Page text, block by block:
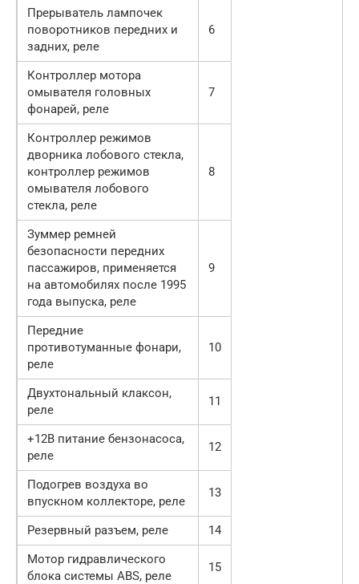
Прерыватель лампочек
поворотников передних и
задних, реле
6
Контроллер мотора
омывателя головных
фонарей, реле
7
Контроллер режимов
дворника лобового стекла,
контроллер режимов
омывателя лобового
стекла, реле
8
Зуммер ремней
безопасности передних
пассажиров, применяется
на автомобилях после 1995
года выпуска, реле
9
Передние
противотуманные фонари,
реле
10
Двухтональный клаксон,
реле
11
+12В питание бензонасоса,
реле
12
Подогрев воздуха во
впускном коллекторе, реле
13
Резервный разъем, реле
14
Мотор гидравлического
блока системы ABS, реле
15